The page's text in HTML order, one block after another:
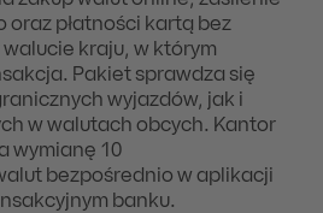
oraz płatności kartą bez
kraju, w którym
Pakiet sprawdza się
wyjazdów, jak i
w walutach obcych. Kantor
wymianę 10
bezpośrednio w aplikacji
banku.